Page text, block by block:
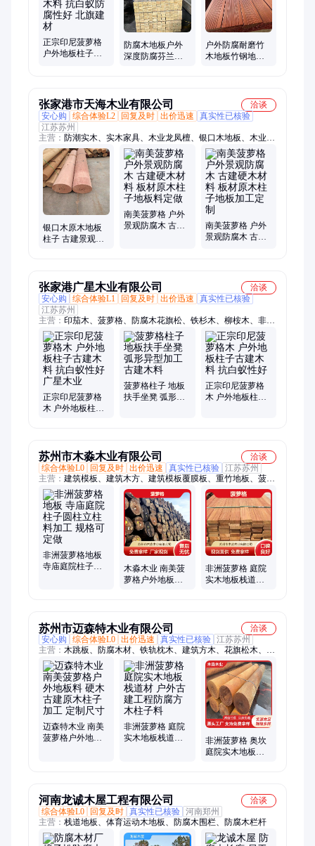
正宗印尼菠萝格
户外地板柱子古
防腐木地板户外
深度防腐芬兰木
户外防腐耐磨竹
木地板竹钢地板
张家港市天海木业有限公司
洽谈
安心购
综合体验L2 回复及时 出价迅速
真实性已核验
江苏苏州
主营： 防潮实木、实木家具、木业龙凤檀、银口木地板、木业巴
蒂木、木业金丝柚木、南美柚木、菠萝格木
银口木原木地板
柱子 古建景观园
南美菠萝格 户外
景观防腐木 古建
南美菠萝格 户外
景观防腐木 古建
张家港广星木业有限公司
洽谈
安心购
综合体验L1 回复及时 出价迅速
真实性已核验
江苏苏州
主营： 印茄木、菠萝格、防腐木花旗松、铁杉木、柳桉木、非洲
柚木、南美柚木、红铁木、山樟木、红梢木硬杂木、巴劳木、塔
利木、巴蒂木、海棠木、格木、双柱苏木、唐木、银口木、阿莫
栋
正宗印尼菠萝格
木 户外地板柱子
菠萝格柱子 地板
扶手坐凳 弧形异
正宗印尼菠萝格
木 户外地板柱子
苏州市木淼木业有限公司
洽谈
综合体验L0
回复及时 出价迅速 真实性已核验 江苏苏州
主营： 建筑模板、建筑木方、建筑模板覆膜板、重竹地板、菠萝
格、花旗松、芬兰木、胶合木方、樟子松无节材、托盘料包装板
非洲菠萝格地板
寺庙庭院柱子圆
木淼木业 南美菠
萝格户外地板料
非洲菠萝格 庭院
实木地板栈道材
苏州市迈森特木业有限公司
洽谈
安心购
综合体验L0 出价迅速 真实性已核验 江苏苏州
主营： 木跳板、防腐木材、铁轨枕木、建筑方木、花旗松木、建
筑木方、松木木方、铁杉木方、松木建筑、白松木材、方形木
条、施工方木条、桥梁支撑木头、出口烘干板材、建筑实木木
材、双面无节木材
迈森特木业 南美
菠萝格户外地板
非洲菠萝格 庭院
实木地板栈道材
非洲菠萝格 奥坎
庭院实木地板栈
河南龙诚木屋工程有限公司
洽谈
综合体验L0
回复及时 真实性已核验 河南郑州
主营： 栈道地板、体育运动木地板、防腐木围栏、防腐木栏杆